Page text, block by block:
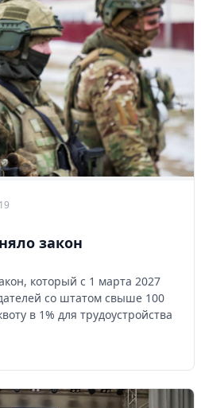
19
закон
который с 1 марта 2027
со штатом свыше 100
в 1% для трудоустройства